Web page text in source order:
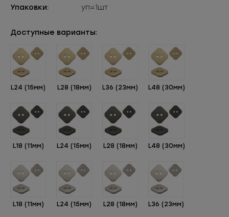
Упаковки:
уп=1шт
Доступные варианты:
L24 (15мм) L28 (18мм) L36 (23мм) L48 (30мм)
L18 (11мм) L24 (15мм) L28 (18мм) L48 (30мм)
L18 (11мм) L24 (15мм) L28 (18мм) L36 (23мм)